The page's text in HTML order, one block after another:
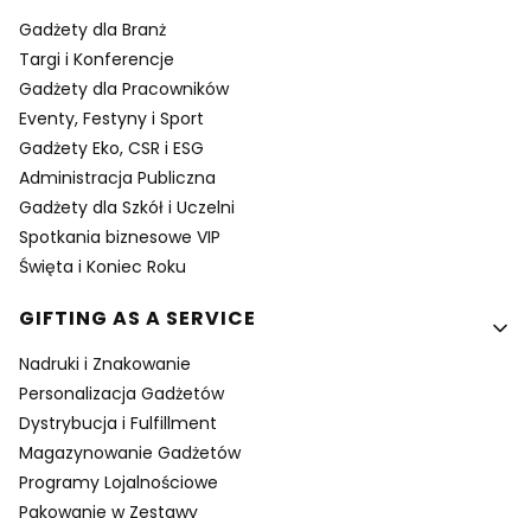
Gadżety dla Branż
Targi i Konferencje
Gadżety dla Pracowników
Eventy, Festyny i Sport
Gadżety Eko, CSR i ESG
Administracja Publiczna
Gadżety dla Szkół i Uczelni
Spotkania biznesowe VIP
Święta i Koniec Roku
GIFTING AS A SERVICE
Nadruki i Znakowanie
Personalizacja Gadżetów
Dystrybucja i Fulfillment
Magazynowanie Gadżetów
Programy Lojalnościowe
Pakowanie w Zestawy